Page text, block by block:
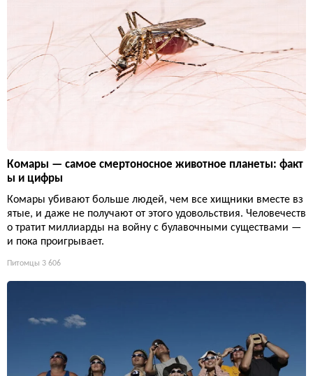
Комары — самое смертоносное животное планеты: факт
ы и цифры
Комары убивают больше людей, чем все хищники вместе вз
ятые, и даже не получают от этого удовольствия. Человечеств
о тратит миллиарды на войну с булавочными существами —
и пока проигрывает.
Питомцы 3 606